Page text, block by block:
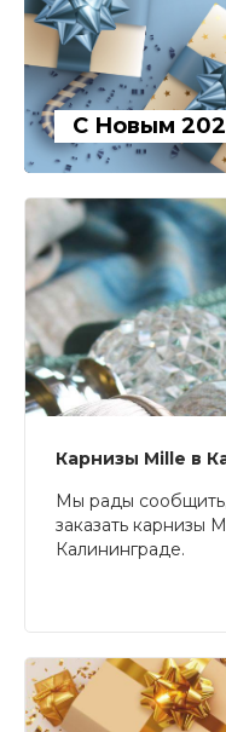
С Новым
Карнизы Mille в
Мы рады
заказать карнизы
Калининграде.